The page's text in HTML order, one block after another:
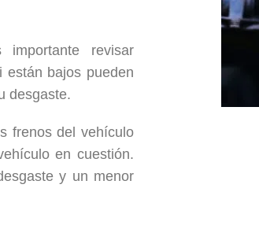
revisar
están bajos pueden
desgaste.
frenos del vehículo
en cuestión.
y un menor